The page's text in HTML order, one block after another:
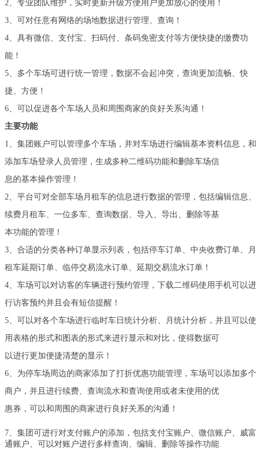
2、专业团队维护，实时更新升级方便用户更加放心的使用！
3、可对任意有网络的场地数据进行管理、查询！
4、具有微信、支付宝、扫码付、条码免密支付等方便快捷的缴费功
能！
5、多个车场可进行统一管理，数据不会起冲突，查询更加流畅、快
捷、方便！
6、可以促进各个车场人员和周围商家的良好关系沟通！
主要功能
1、集团账户可以管理多个车场，并对车场进行编辑基本资料信息，和
添加车场登录人员管理，生成多种二维码功能和删除车场信
息的基本操作管理！
2、平台可对全部车场月租车的信息进行数据的管理，包括编辑信息、
续费月租车、一位多车、查询数据、导入、导出、删除等基
本功能的管理！
3、合适的分类各种订单显示列表，包括停车订单、中央收费订单、月
租车延期订单、临停交易流水订单、延期交易流水订单！
4、车场可以对访客的车辆进行预约管理，下载二维码使用手机可以进
行访客预约并且会有短信提醒！
5、可以对各个车场进行临时车日统计分析、月统计分析，并且可以使
用表格的形式和图表的形式来进行显示和对比，使得数据可
以进行更加便捷清楚的显示！
6、为停车场周边的商家添加了打折优惠功能管理，车场可以添加多个
商户，并且进行续费、查询流水和查询使用或者未使用的优
惠券，可以和周围的商家进行良好关系的沟通！
7、集团可进行对支付账户的添加，包括支付宝账户、微信账户、威富
通账户、可以对账户进行多样查询、编辑、删除等操作功能